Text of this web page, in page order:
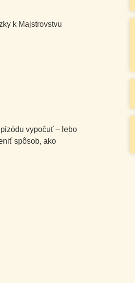
k Majstrovstvu
vypočuť – lebo
spôsob, ako